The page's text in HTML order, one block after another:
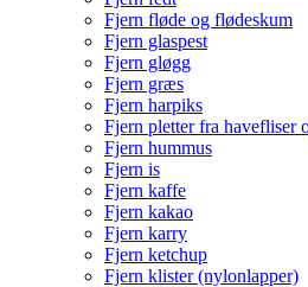
Fjern fløde og flødeskum
Fjern glaspest
Fjern gløgg
Fjern græs
Fjern harpiks
Fjern pletter fra havefliser
Fjern hummus
Fjern is
Fjern kaffe
Fjern kakao
Fjern karry
Fjern ketchup
Fjern klister (nylonlapper)